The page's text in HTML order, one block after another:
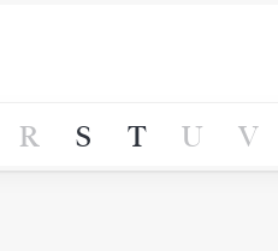
R S T U V